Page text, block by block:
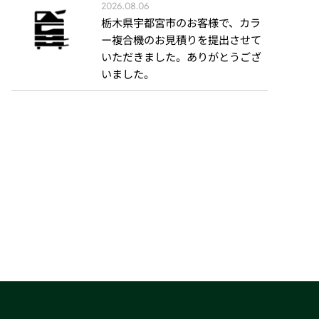
2026.08.06
栃木県宇都宮市のお客様で、カラ
ー複合機のお見積りを提出させて
いただきました。ありがとうござ
いました。